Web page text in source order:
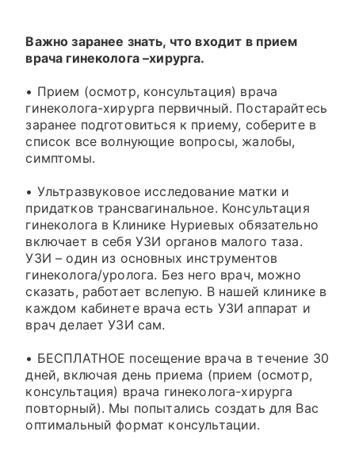
Важно заранее знать, что входит в прием
врача гинеколога –хирурга.
• Прием (осмотр, консультация) врача
гинеколога-хирурга первичный. Постарайтесь
заранее подготовиться к приему, соберите в
список все волнующие вопросы, жалобы,
симптомы.
• Ультразвуковое исследование матки и
придатков трансвагинальное. Консультация
гинеколога в Клинике Нуриевых обязательно
включает в себя УЗИ органов малого таза.
УЗИ – один из основных инструментов
гинеколога/уролога. Без него врач, можно
сказать, работает вслепую. В нашей клинике в
каждом кабинете врача есть УЗИ аппарат и
врач делает УЗИ сам.
• БЕСПЛАТНОЕ посещение врача в течение 30
дней, включая день приема (прием (осмотр,
консультация) врача гинеколога-хирурга
повторный). Мы попытались создать для Вас
оптимальный формат консультации.